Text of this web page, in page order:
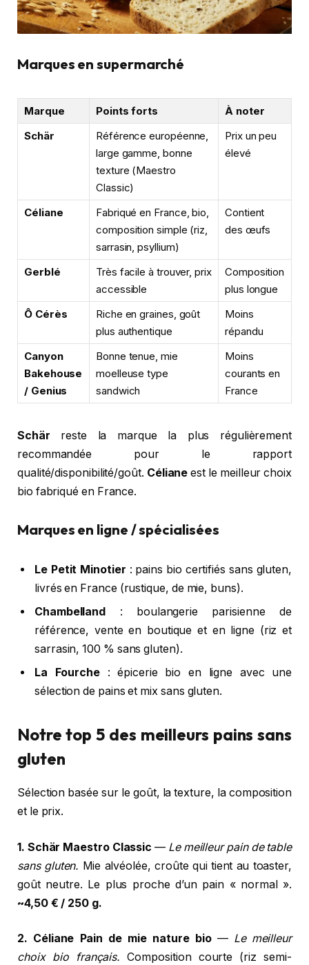
Marques en supermarché
Marque Points forts
À noter
Schär
Référence européenne,
large gamme, bonne
texture (Maestro
Classic)
Prix un peu
élevé
Céliane
Fabriqué en France, bio,
composition simple (riz,
sarrasin, psyllium)
Contient
des œufs
Gerblé
Très facile à trouver, prix
accessible
Composition
plus longue
Ô Cérès
Riche en graines, goût
plus authentique
Moins
répandu
Canyon
Bakehouse
/ Genius
Bonne tenue, mie
moelleuse type
sandwich
Moins
courants en
France
Schär reste la marque la plus régulièrement
recommandée pour le rapport
qualité/disponibilité/goût. Céliane est le meilleur choix
bio fabriqué en France.
Marques en ligne / spécialisées
Le Petit Minotier : pains bio certifiés sans gluten,
livrés en France (rustique, de mie, buns).
Chambelland : boulangerie parisienne de
référence, vente en boutique et en ligne (riz et
sarrasin, 100 % sans gluten).
La Fourche : épicerie bio en ligne avec une
sélection de pains et mix sans gluten.
Notre top 5 des meilleurs pains sans
gluten
Sélection basée sur le goût, la texture, la composition
et le prix.
1. Schär Maestro Classic — Le meilleur pain de table
sans gluten. Mie alvéolée, croûte qui tient au toaster,
goût neutre. Le plus proche d’un pain « normal ».
~4,50 € / 250 g.
2. Céliane Pain de mie nature bio— Le meilleur
choix bio français. Composition courte (riz semi-